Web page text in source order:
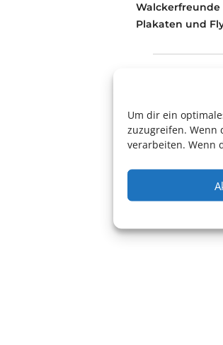
Um dir ein
zuzugreifen. Wenn
verarbeiten. Wenn
Walckerfreunde
Plakaten und